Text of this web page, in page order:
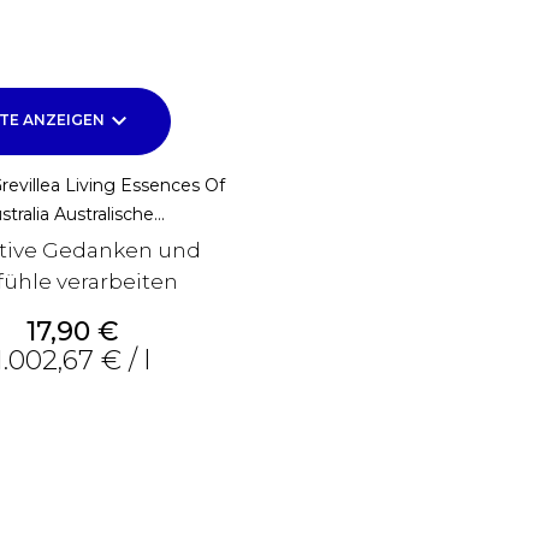
ANZEIGEN keyboard_arrow_down
Living Essences Of
Australische...
Gedanken und
verarbeiten
Preis
17,90 €
€ / l